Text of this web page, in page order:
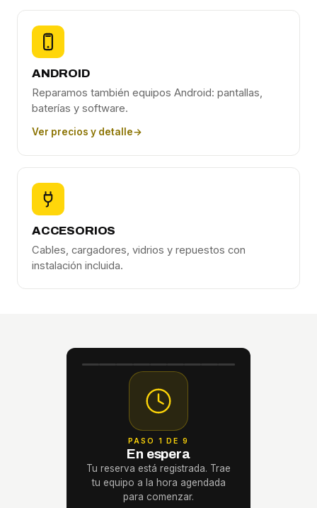
ANDROID
Reparamos también equipos Android: pantallas,
baterías y software.
Ver precios y detalle→
ACCESORIOS
Cables, cargadores, vidrios y repuestos con
instalación incluida.
PASO 1 DE 9
En espera
Tu reserva está registrada. Trae
tu equipo a la hora agendada
para comenzar.